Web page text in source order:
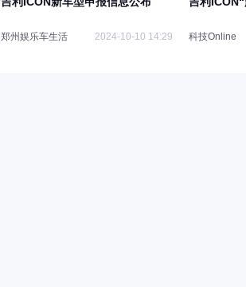
郑州娱乐车生活 2024-10-10 14:29 科技Online